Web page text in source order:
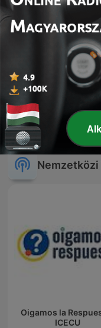
Science Friday
Oigamos la
ICECU